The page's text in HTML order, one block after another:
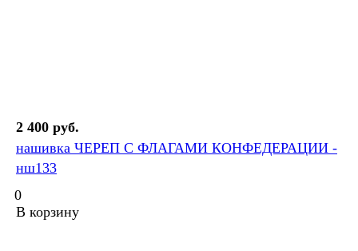
2 400 руб.
нашивка ЧЕРЕП С ФЛАГАМИ КОНФЕДЕРАЦИИ -
нш133
0
В корзину